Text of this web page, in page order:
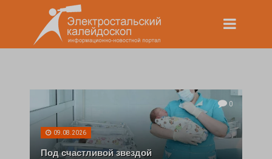
0
09.08.2026
Под счастливой звездой